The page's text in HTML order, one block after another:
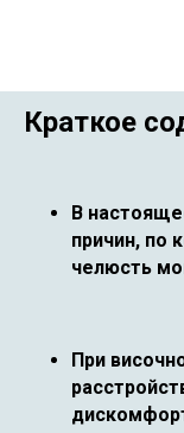
Краткое
В
причин, по
челюсть
При